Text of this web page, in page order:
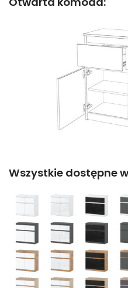
Wszystkie dostępne